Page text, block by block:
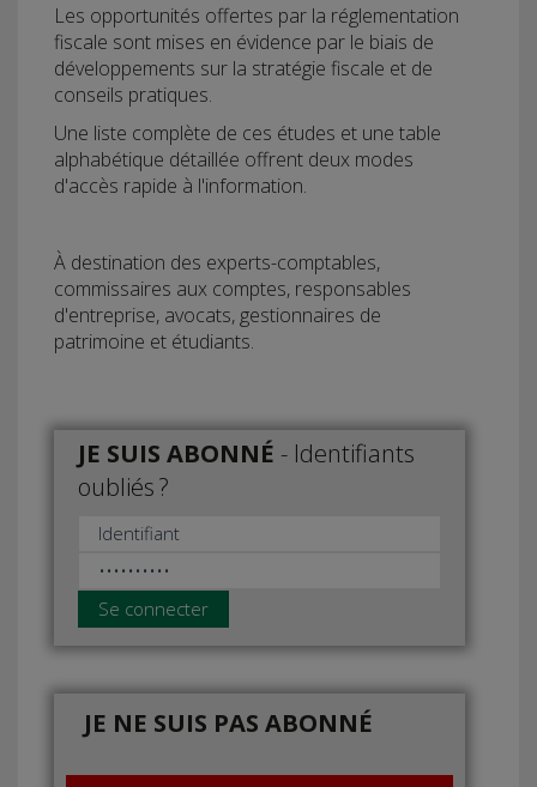
Les opportunités offertes par la réglementation
fiscale sont mises en évidence par le biais de
développements sur la stratégie fiscale et de
conseils pratiques.
Une liste complète de ces études et une table
alphabétique détaillée offrent deux modes
d'accès rapide à l'information.
À destination des experts-comptables,
commissaires aux comptes, responsables
d'entreprise, avocats, gestionnaires de
patrimoine et étudiants.
JE SUIS ABONNÉ - Identifiants
oubliés ?
Se connecter
JE NE SUIS PAS ABONNÉ